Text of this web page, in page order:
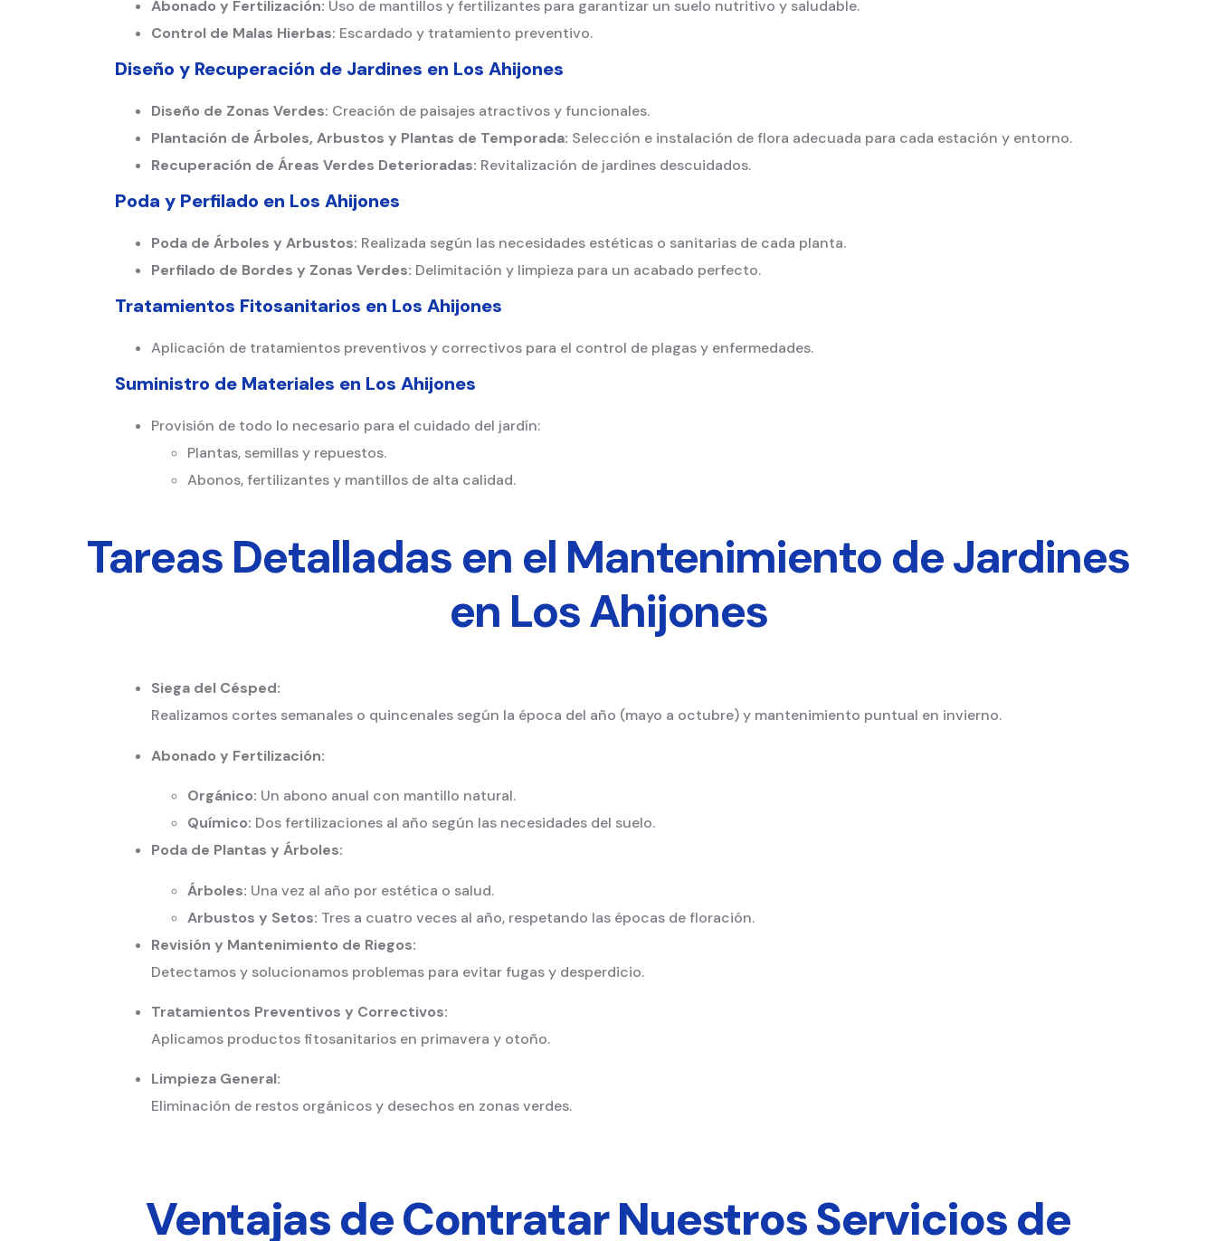
Abonado y Fertilización: Uso de mantillos y fertilizantes para garantizar un suelo nutritivo y saludable.
Control de Malas Hierbas: Escardado y tratamiento preventivo.
Diseño y Recuperación de Jardines en Los Ahijones
Diseño de Zonas Verdes: Creación de paisajes atractivos y funcionales.
Plantación de Árboles, Arbustos y Plantas de Temporada: Selección e instalación de flora adecuada para cada estación y entorno.
Recuperación de Áreas Verdes Deterioradas: Revitalización de jardines descuidados.
Poda y Perfilado en Los Ahijones
Poda de Árboles y Arbustos: Realizada según las necesidades estéticas o sanitarias de cada planta.
Perfilado de Bordes y Zonas Verdes: Delimitación y limpieza para un acabado perfecto.
Tratamientos Fitosanitarios en Los Ahijones
Aplicación de tratamientos preventivos y correctivos para el control de plagas y enfermedades.
Suministro de Materiales en Los Ahijones
Provisión de todo lo necesario para el cuidado del jardín:
Plantas, semillas y repuestos.
Abonos, fertilizantes y mantillos de alta calidad.
Tareas Detalladas en el Mantenimiento de Jardines
en Los Ahijones
Siega del Césped:
Realizamos cortes semanales o quincenales según la época del año (mayo a octubre) y mantenimiento puntual en invierno.
Abonado y Fertilización:
Orgánico: Un abono anual con mantillo natural.
Químico: Dos fertilizaciones al año según las necesidades del suelo.
Poda de Plantas y Árboles:
Árboles: Una vez al año por estética o salud.
Arbustos y Setos: Tres a cuatro veces al año, respetando las épocas de floración.
Revisión y Mantenimiento de Riegos:
Detectamos y solucionamos problemas para evitar fugas y desperdicio.
Tratamientos Preventivos y Correctivos:
Aplicamos productos fitosanitarios en primavera y otoño.
Limpieza General:
Eliminación de restos orgánicos y desechos en zonas verdes.
Ventajas de Contratar Nuestros Servicios de